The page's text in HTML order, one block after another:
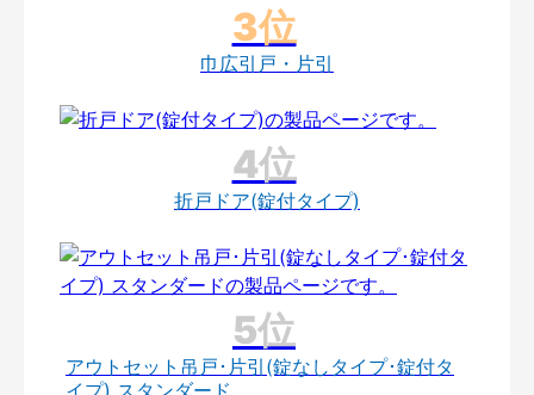
巾広引戸・片引
折戸ドア(錠付タイプ)
アウトセット吊戸･片引(錠なしタイプ･錠付タ
イプ) スタンダード